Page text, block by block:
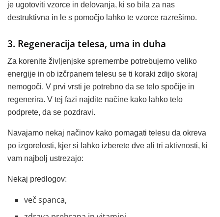
je ugotoviti vzorce in delovanja, ki so bila za nas
destruktivna in le s pomočjo lahko te vzorce razrešimo.
3. Regeneracija telesa, uma in duha
Za korenite življenjske spremembe potrebujemo veliko
energije in ob izčrpanem telesu se ti koraki zdijo skoraj
nemogoči. V prvi vrsti je potrebno da se telo spočije in
regenerira. V tej fazi najdite načine kako lahko telo
podprete, da se pozdravi.
Navajamo nekaj načinov kako pomagati telesu da okreva
po izgorelosti, kjer si lahko izberete dve ali tri aktivnosti, ki
vam najbolj ustrezajo:
Nekaj predlogov:
več spanca,